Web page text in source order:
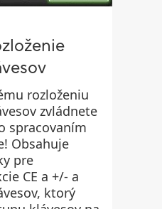
rozloženiu
zvládnete
spracovaním
Obsahuje
pre
CE a +/- a
ktorý